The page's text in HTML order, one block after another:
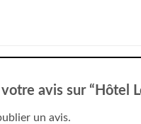
avis sur “Hôtel
un avis.